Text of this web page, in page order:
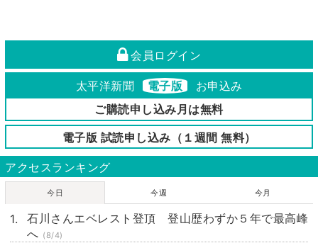
会員ログイン
太平洋新聞 電子版
お申込み
ご購読申し込み月は無料
電子版 試読申し込み（１週間 無料）
アクセスランキング
今日 今週 今月
石川さんエベレスト登頂 登山歴わずか５年で最高峰
へ (8/4)